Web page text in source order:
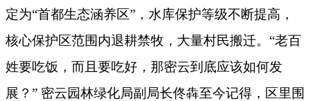
定为“首都生态涵养区”，水库保护等级不断提高，
核心保护区范围内退耕禁牧，大量村民搬迁。“老百
姓要吃饭，而且要吃好，那密云到底应该如何发
展？” 密云园林绿化局副局长佟犇至今记得，区里围